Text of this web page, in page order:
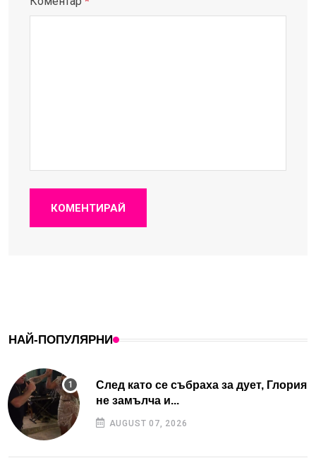
КОМЕНТИРАЙ
НАЙ-ПОПУЛЯРНИ
След като се събраха за дует, Глория
не замълча и...
AUGUST 07, 2026